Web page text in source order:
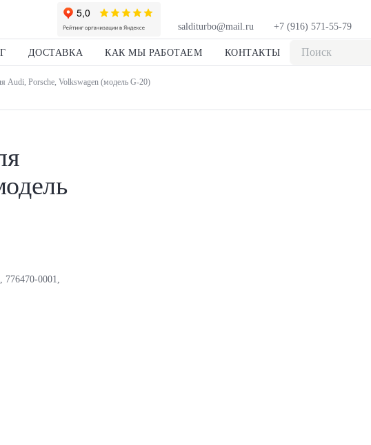
salditurbo@mail.ru +7 (916) 571-55-79
ДОСТАВКА КАК МЫ РАБОТАЕМ КОНТАКТЫ
Audi, Porsche, Volkswagen (модель G-20)
776470-0001,